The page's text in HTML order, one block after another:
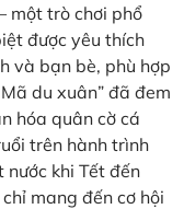
một trò chơi phổ
được yêu thích
và bạn bè, phù hợp
du xuân” đã đem
hóa quân cờ cá
trên hành trình
khi Tết đến
mang đến cơ hội